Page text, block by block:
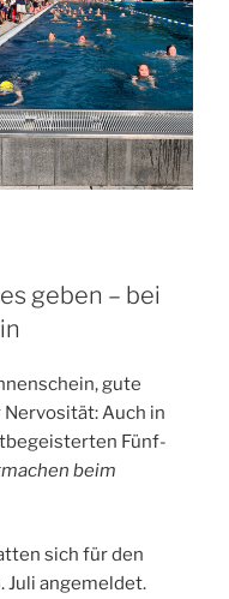
geben – bei
gute
Auch in
Fünf-
beim
sich für den
Juli angemeldet.